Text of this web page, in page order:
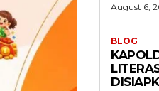
August 6,
BLOG